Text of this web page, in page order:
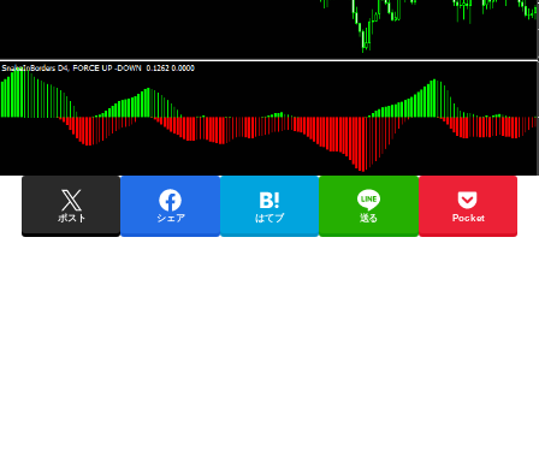
ポスト シェア はてブ 送る Pocket